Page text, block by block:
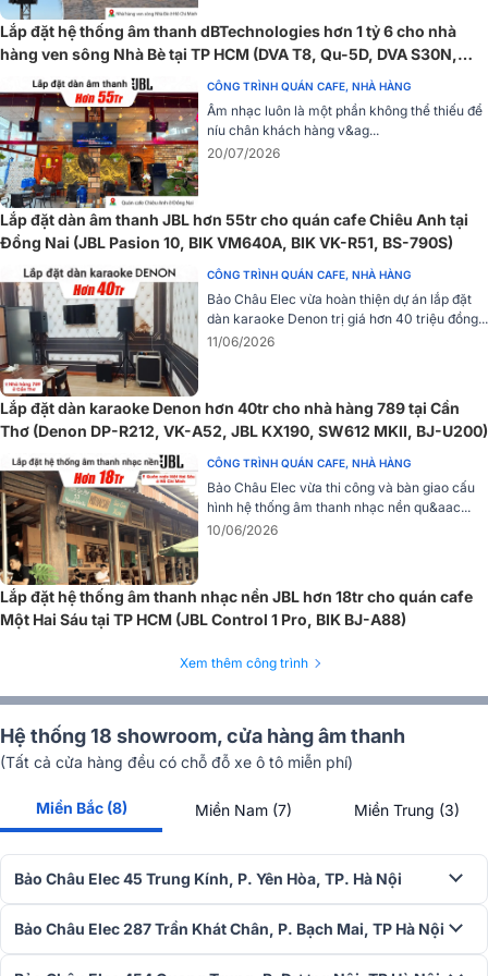
ITC T-206B được trang bị một loa trầm 6 inch và một loa cao 1.5
inch, cung cấp âm thanh sống động và chi tiết. Với độ nhạy SPL
89dB, loa có khả năng tái hiện âm thanh với độ rõ nét cao, đáp ứng
mọi nhu cầu về âm thanh trong các không gian lớn.
Loa ITC T-206B hỗ trợ nhiều mức công suất khác nhau, bao gồm
1.25W, 2.5W, 5W và 10W khi sử dụng với điện áp 100V, và 0.62W,
1.25W, 2.5W, 5W khi sử dụng với điện áp 70V. Sự linh hoạt này cho
phép người dùng dễ dàng điều chỉnh công suất phù hợp với nhu
cầu cụ thể của không gian và môi trường sử dụng.
=> Xem thêm:Loa âm trần ITC T-206B
3. Amply mini để bàn ITC T-B120E
Amply Mini ITC T-B120E nổi bật với công suất RMS 120W hỗ trợ cả
đầu ra trở kháng cố định từ 4~16 Ohm và đầu ra 100V, phù hợp cho
cả phát nhạc cự ly ngắn lẫn dài.
Được tích hợp công nghệ khuếch đại kỹ thuật số hiện đại và nguồn
điện chuyển mạch đáng tin cậy, sản phẩm mang lại hiệu suất cao và
ổn định. Tính năng đầu vào âm thanh micro XLR với nguồn 48V
cùng điều chỉnh âm lượng độc lập giúp tối ưu hóa khả năng kiểm
soát âm thanh. Ngoài ra,amply thông báocòn hỗ trợ phát nhạc
MP3, kết nối Bluetooth và thu sóng radio FM, giúp bạn dễ dàng kết
nối với nhiều thiết bị như điện thoại, máy tính.
Lắp đặt hệ thống âm thanh dBTechnologies hơn 1 tỷ 6 cho nhà
hàng ven sông Nhà Bè tại TP HCM (DVA T8, Qu-5D, DVA S30N,
FMX15...)
CÔNG TRÌNH QUÁN CAFE, NHÀ HÀNG
Âm nhạc luôn là một phần không thể thiếu để
níu chân khách hàng v&ag...
20/07/2026
Lắp đặt dàn âm thanh JBL hơn 55tr cho quán cafe Chiêu Anh tại
Đồng Nai (JBL Pasion 10, BIK VM640A, BIK VK-R51, BS-790S)
CÔNG TRÌNH QUÁN CAFE, NHÀ HÀNG
Bảo Châu Elec vừa hoàn thiện dự án lắp đặt
dàn karaoke Denon trị giá hơn 40 triệu đồng...
11/06/2026
Lắp đặt dàn karaoke Denon hơn 40tr cho nhà hàng 789 tại Cần
Thơ (Denon DP-R212, VK-A52, JBL KX190, SW612 MKII, BJ-U200)
CÔNG TRÌNH QUÁN CAFE, NHÀ HÀNG
Bảo Châu Elec vừa thi công và bàn giao cấu
hình hệ thống âm thanh nhạc nền qu&aac...
10/06/2026
Lắp đặt hệ thống âm thanh nhạc nền JBL hơn 18tr cho quán cafe
Một Hai Sáu tại TP HCM (JBL Control 1 Pro, BIK BJ-A88)
Xem thêm công trình
Hệ thống 18 showroom, cửa hàng âm thanh
(Tất cả cửa hàng đều có chỗ đỗ xe ô tô miễn phí)
Miền Bắc (8) Miền Nam (7) Miền Trung (3)
Bảo Châu Elec 45 Trung Kính, P. Yên Hòa, TP. Hà Nội
Bảo Châu Elec 287 Trần Khát Chân, P. Bạch Mai, TP Hà Nội